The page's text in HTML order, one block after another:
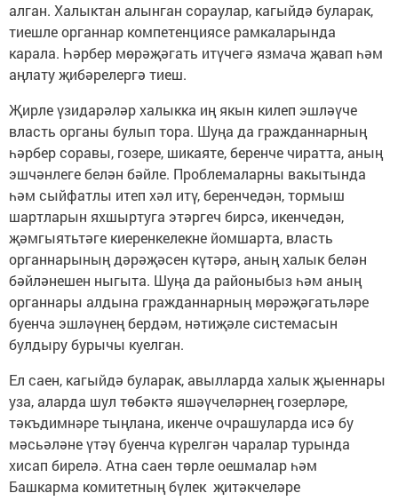
алган. Халыктан алынган сораулар, кагыйдә буларак,
тиешле органнар компетенциясе рамкаларында
карала. Һәрбер мөрәҗәгать итүчегә язмача җавап һәм
аңлату җибәрелергә тиеш.
Җирле үзидарәләр халыкка иң якын килеп эшләүче
власть органы булып тора. Шуңа да гражданнарның
һәрбер соравы, гозере, шикаяте, беренче чиратта, аның
эшчәнлеге белән бәйле. Проблемаларны вакытында
һәм сыйфатлы итеп хәл итү, беренчедән, тормыш
шартларын яхшыртуга этәргеч бирсә, икенчедән,
җәмгыятьтәге киеренкелекне йомшарта, власть
органнарының дәрәҗәсен күтәрә, аның халык белән
бәйләнешен ныгыта. Шуңа да районыбыз һәм аның
органнары алдына гражданнарның мөрәҗәгатьләре
буенча эшләүнең бердәм, нәтиҗәле системасын
булдыру бурычы куелган.
Ел саен, кагыйдә буларак, авылларда халык җыеннары
уза, аларда шул төбәктә яшәүчеләрнең гозерләре,
тәкъдимнәре тыңлана, икенче очрашуларда исә бу
мәсьәләне үтәү буенча күрелгән чаралар турында
хисап бирелә. Атна саен төрле оешмалар һәм
Башкарма комитетның бүлек җитәкчеләре